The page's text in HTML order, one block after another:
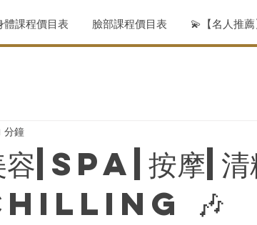
體課程價目表 臉部課程價目表 💫【名人推
|spa|按摩|清
chilling 🎶
分鐘